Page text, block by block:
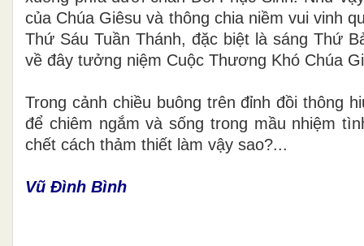
của Chúa Giêsu và thông chia niềm vui vinh
Thứ Sáu Tuần Thánh, đặc biệt là sáng Thứ
về đây tưởng niệm Cuộc Thương Khó Chúa
Trong cảnh chiều buông trên đỉnh đồi thông
để chiêm ngắm và sống trong mầu nhiệm
chết cách thảm thiết làm vậy sao?...
Vũ Đình Bình